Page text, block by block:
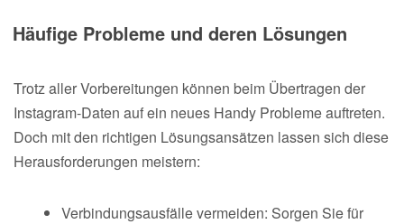
Häufige Probleme und deren Lösungen
Trotz aller Vorbereitungen können beim Übertragen der
Instagram-Daten auf ein neues Handy Probleme auftreten.
Doch mit den richtigen Lösungsansätzen lassen sich diese
Herausforderungen meistern:
Verbindungsausfälle vermeiden: Sorgen Sie für